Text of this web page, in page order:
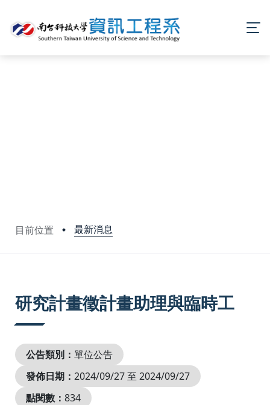
目前位置 最新消息
研究計畫徵計畫助理與臨時工
公告類別： 單位公告
發佈日期： 2024/09/27 至 2024/09/27
點閱數： 834